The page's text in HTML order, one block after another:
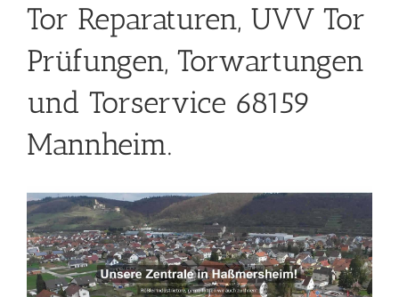
Tor Reparaturen, UVV Tor
Prüfungen, Torwartungen
und Torservice 68159
Mannheim.